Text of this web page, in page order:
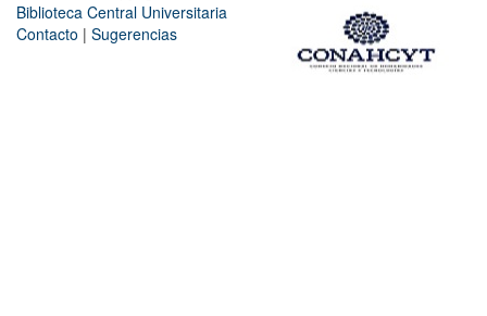
Biblioteca Central Universitaria
Contacto | Sugerencias